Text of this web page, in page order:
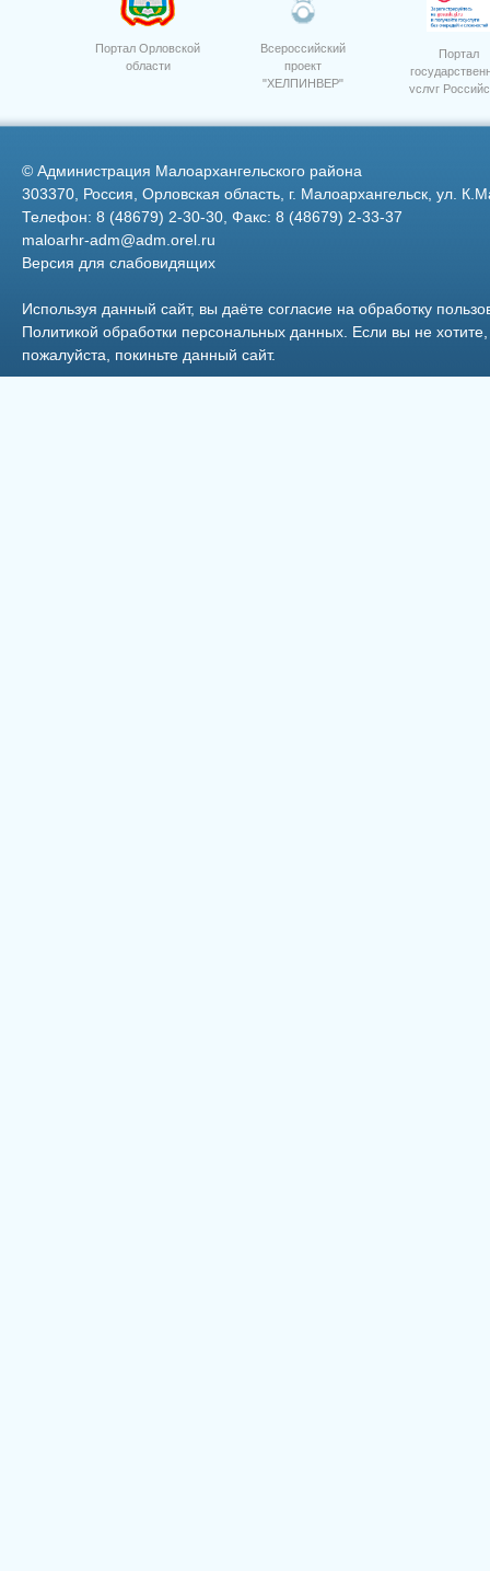
ООО "Дубовицкое" сев
Портал Орловской
области
Всероссийский
проект
"ХЕЛПИНВЕР"
Портал
услуг
© Администрация Малоархангельского района
303370, Россия, Орловская область, г. Малоархангельск, ул.
Телефон: 8 (48679) 2-30-30, Факс: 8 (48679) 2-33-37
maloarhr-adm@adm.orel.ru
Версия для слабовидящих
Используя данный сайт, вы даёте согласие на обработку
Политикой обработки персональных данных . Если вы не
пожалуйста, покиньте данный сайт.